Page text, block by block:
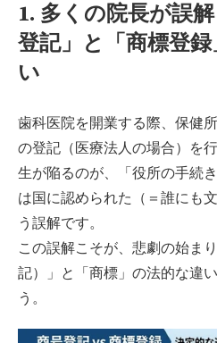
1. 多くの院長が誤
登記」と「商標登
い
歯科医院を開業する際、保健
の登記（医療法人の場合）を
生が陥るのが、「役所の手続
は国に認められた（＝誰にも
う誤解です。
この誤解こそが、悲劇の始ま
記）」と「商標」の法的な違
う。